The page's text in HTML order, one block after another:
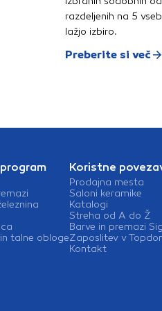
se
400
razdeljenih na 5
lažjo izbiro.
Preberite si več
talne obloge
Koristne
Prodajna mesta
Saloni keramike
Katalogi
Streha od A do Ž
Barve in premazi
Zaposlitev v
Kontakt